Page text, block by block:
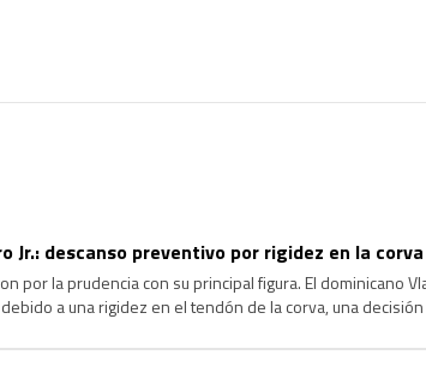
Jr.: descanso preventivo por rigidez en la corva
por la prudencia con su principal figura. El dominicano
a una rigidez en el tendón de la corva, una